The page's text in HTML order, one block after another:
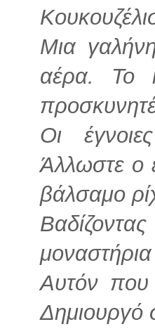
Μια
αέρα. Το
Οι
Άλλωστε ο
βάλσαμο
Αυτόν που
Δημιουργό